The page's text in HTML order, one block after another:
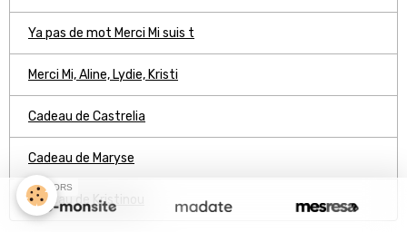
Ya pas de mot Merci Mi suis t
Merci Mi, Aline, Lydie, Kristi
Cadeau de Castrelia
Cadeau de Maryse
Cadeau de Kristinou
SPONSORS